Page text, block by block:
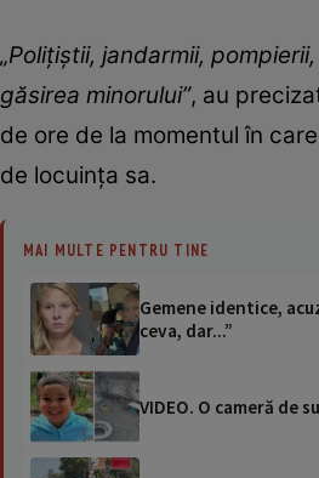
„Poliţiştii, jandarmii,
găsirea minorului”, au
de ore de la momentul în
de locuința sa.
MAI MULTE PENTRU TINE
Gemene identice,
ceva, dar...”
VIDEO. O cameră de